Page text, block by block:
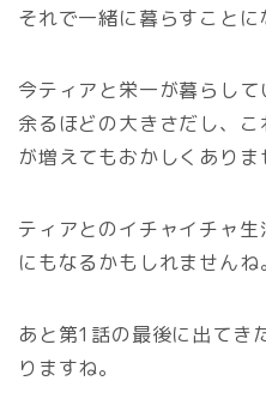
それで一緒に暮らすことに
今ティアと栄一が暮らし
余るほどの大きさだし、
が増えてもおかしくありま
ティアとのイチャイチャ
にもなるかもしれませんね。
あと第1話の最後に出てき
りますね。